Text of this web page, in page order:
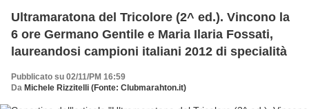
Ultramaratona del Tricolore (2^ ed.). Vincono la
6 ore Germano Gentile e Maria Ilaria Fossati,
laureandosi campioni italiani 2012 di specialità
Pubblicato su 02/11/PM 16:59
Da Michele Rizzitelli (Fonte: Clubmarahton.it)